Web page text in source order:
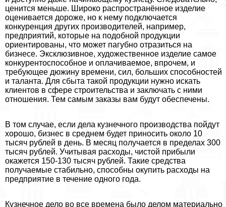
ценится меньше. Широко распространённое изделие
оценивается дороже, но к нему подключается
конкуренция других производителей, например,
предприятий, которые на подобной продукции
ориентированы, что может пагубно отразиться на
бизнесе. Эксклюзивное, художественное изделие самое
конкурентоспособное и оплачиваемое, впрочем, и
требующее дюжину времени, сил, больших способностей
и таланта. Для сбыта такой продукции нужно искать
клиентов в сфере строительства и заключать с ними
отношения. Тем самым заказы вам будут обеспечены.
В том случае, если дела кузнечного производства пойдут
хорошо, бизнес в среднем будет приносить около 10
тысяч рублей в день. В месяц получается в пределах 300
тысяч рублей. Учитывая расходы, чистой прибыли
окажется 150-130 тысяч рублей. Такие средства
получаемые стабильно, способны окупить расходы на
предприятие в течение одного года.
Кузнечное дело во все времена было делом материально